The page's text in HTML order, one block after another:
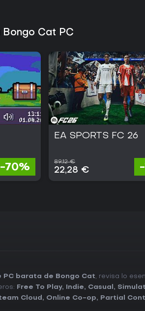
Bongo Cat PC
-70%
EA SPORTS FC 26
89,12 €
22,28 €
PC barata de Bongo Cat, revisa lo
Free To Play, Indie, Casual ,
Cloud , Online Co-op, Partial